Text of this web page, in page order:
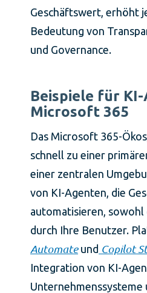
Geschäftswert, erhöht
Bedeutung von
und Governance.
Beispiele für
Microsoft 365
Das Microsoft 365-
schnell zu einer
einer zentralen
von KI-Agenten, die
automatisieren, sowohl
durch Ihre Benutzer.
Automateund Copilot
Integration von KI-
Unternehmenssysteme